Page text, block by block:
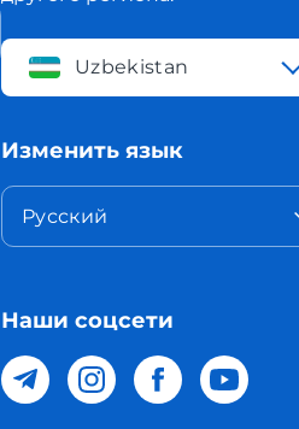
Uzbekistan
Изменить язык
Русский
Наши соцсети